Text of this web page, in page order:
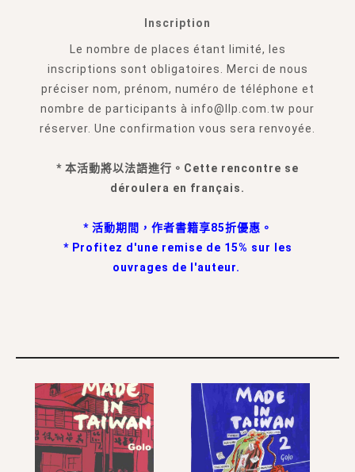
Inscription
Le nombre de places étant limité, les
inscriptions sont obligatoires. Merci de nous
préciser nom, prénom, numéro de téléphone et
nombre de participants à info@llp.com.tw pour
réserver. Une confirmation vous sera renvoyée.
* 本活動將以法語進行。Cette rencontre se
déroulera en français.
* 活動期間，作者書籍享85折優惠。
* Profitez d'une remise de 15% sur les
ouvrages de l'auteur.